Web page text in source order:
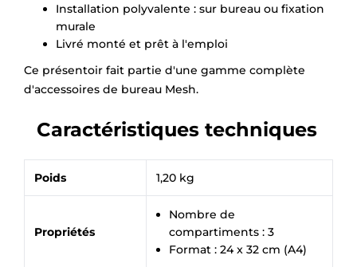
Installation polyvalente : sur bureau ou fixation
murale
Livré monté et prêt à l'emploi
Ce présentoir fait partie d'une gamme complète
d'accessoires de bureau Mesh.
Caractéristiques techniques
Poids 1,20 kg
Propriétés
Nombre de
compartiments : 3
Format : 24 x 32 cm (A4)